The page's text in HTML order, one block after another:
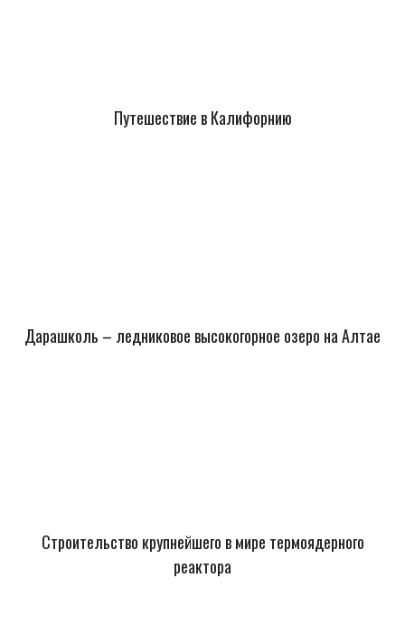
Путешествие в Калифорнию
Дарашколь – ледниковое высокогорное озеро на Алтае
Строительство крупнейшего в мире термоядерного
реактора